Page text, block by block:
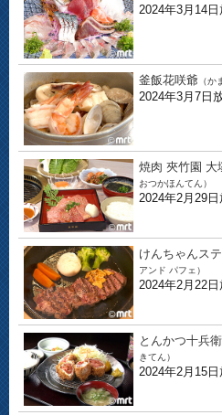
2024年3月14
釜飯花咲爺 （か
2024年3月7日
焼肉 夾竹園 大
おつかほんてん）
2024年2月29
けんちゃんス
アンド パフェ）
2024年2月22
とんかつ十兵
きてん）
2024年2月15